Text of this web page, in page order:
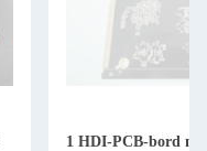
1 HDI-PCB-bord